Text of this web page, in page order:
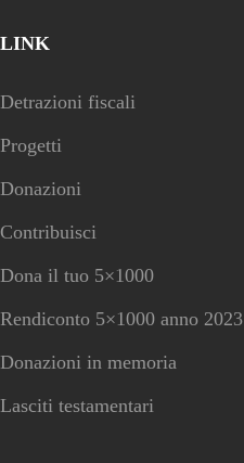
LINK
Detrazioni fiscali
Progetti
Donazioni
Contribuisci
Dona il tuo 5×1000
Rendiconto 5×1000 anno 2023
Donazioni in memoria
Lasciti testamentari